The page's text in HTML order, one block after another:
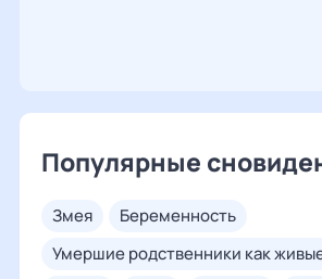
Популярные
змея
беременность
умершие родственники как